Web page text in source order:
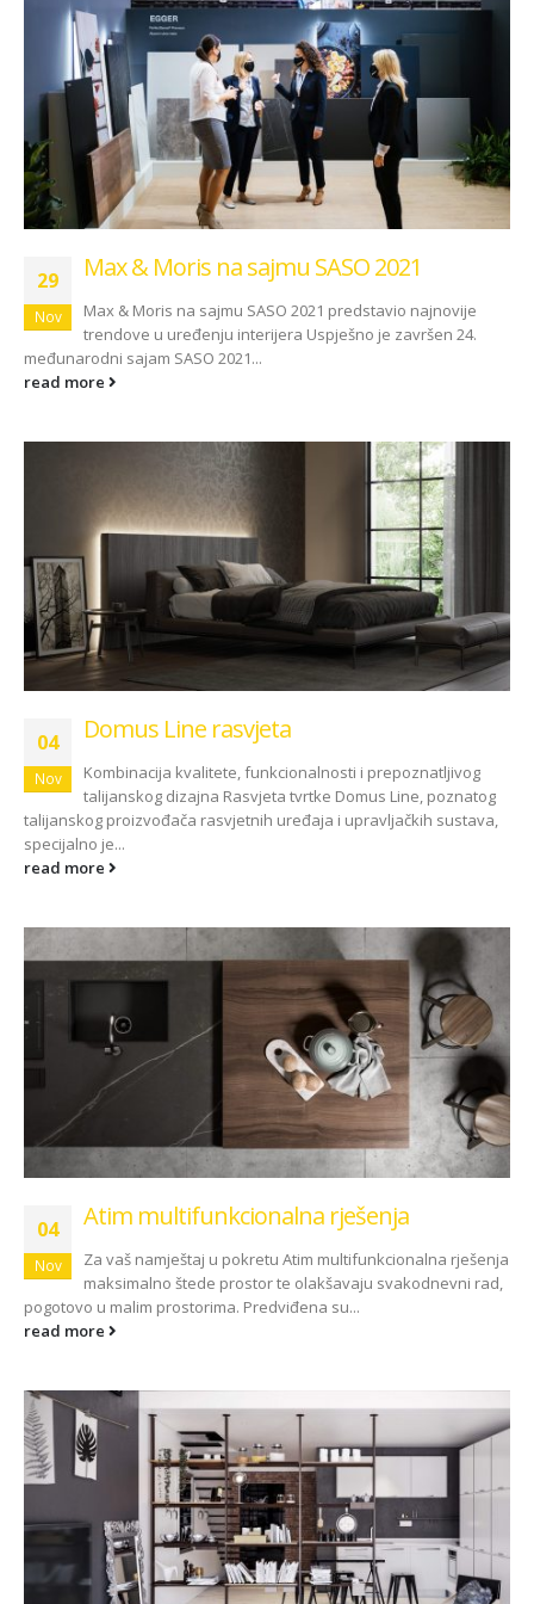
29
Nov
Max & Moris na sajmu SASO 2021
Max & Moris na sajmu SASO 2021 predstavio najnovije
trendove u uređenju interijera Uspješno je završen 24.
međunarodni sajam SASO 2021...
read more
04
Nov
Domus Line rasvjeta
Kombinacija kvalitete, funkcionalnosti i prepoznatljivog
talijanskog dizajna Rasvjeta tvrtke Domus Line, poznatog
talijanskog proizvođača rasvjetnih uređaja i upravljačkih sustava,
specijalno je...
read more
04
Nov
Atim multifunkcionalna rješenja
Za vaš namještaj u pokretu Atim multifunkcionalna rješenja
maksimalno štede prostor te olakšavaju svakodnevni rad,
pogotovo u malim prostorima. Predviđena su...
read more